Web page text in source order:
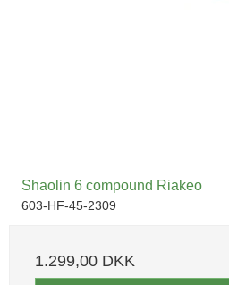
Shaolin 6 compound Riakeo
603-HF-45-2309
1.299,00 DKK